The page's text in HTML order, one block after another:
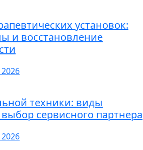
установок:
и восстановление
техники: виды
сервисного партнера